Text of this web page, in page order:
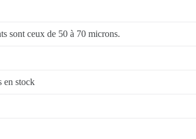
sont ceux de 50 à 70 microns.
en stock